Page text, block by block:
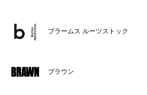
ブラームス ルーツストック
ブラウン